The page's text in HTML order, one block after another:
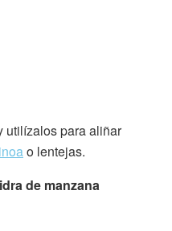
utilízalos para aliñar
o lentejas.
de manzana